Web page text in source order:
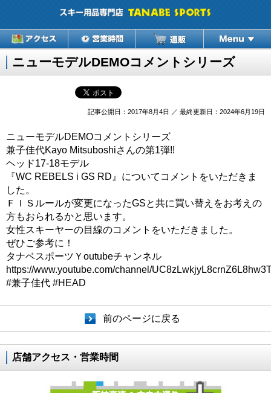
ニューモデルDEMOコメントシリーズ
記事公開日：2017年8月4日 ／ 最終更新日：2024年6月19日
ニューモデルDEMOコメントシリーズ
兼子佳代Kayo Mitsuboshiさんの第1弾!!
ヘッド17-18モデル
『WC REBELS i GS RD』についてコメントをいただきま
した。
ＦＩＳルールが変更になったGSと共に買い替えをお考えの
方もおられるかと思います。
女性スキーヤーの目線のコメントをいただきました。
ぜひご参考に！
タナベスポーツＹoutubeチャンネル
https://www.youtube.com/channel/
#兼子佳代 #HEAD
前のページに戻る
店舗アクセス・営業時間